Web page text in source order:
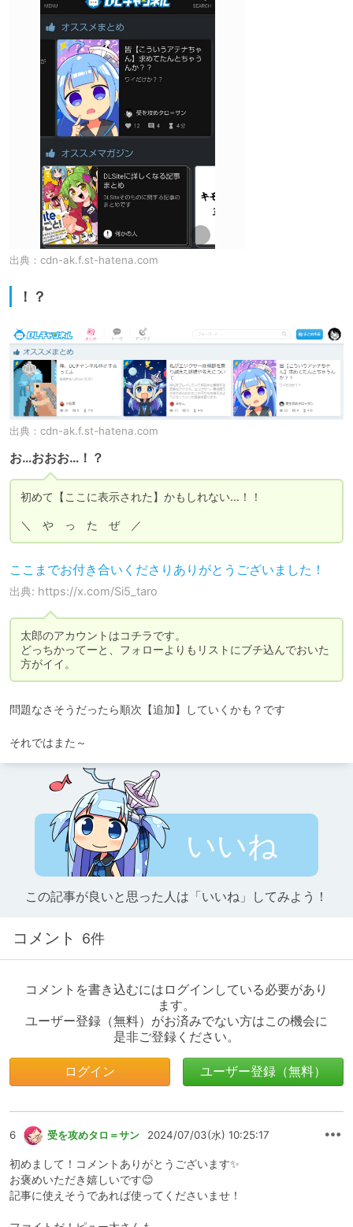
出典： cdn-ak.f.st-hatena.com
！？
出典： cdn-ak.f.st-hatena.com
お…おおお…！？
初めて【ここに表示された】かもしれない…！！
ここまでお付き合いくださりありがとうございました！
出典: https://x.com/Si5_taro
太郎のアカウントはコチラです。
どっちかってーと、フォローよりもリストにブチ込んでおいた
方がイイ。
問題なさそうだったら順次【追加】していくかも？です
それではまた～
いいね
この記事が良いと思った人は「いいね」してみよう！
コメント 6件
コメントを書き込むにはログインしている必要があり
ます。
ユーザー登録（無料）がお済みでない方はこの機会に
是非ご登録ください。
ログイン ユーザー登録（無料）
6 受を攻めタロ＝サン 2024/07/03(水) 10:25:17
初めまして！コメントありがとうございます✨
お褒めいただき嬉しいです😊
記事に使えそうであれば使ってくださいませ！